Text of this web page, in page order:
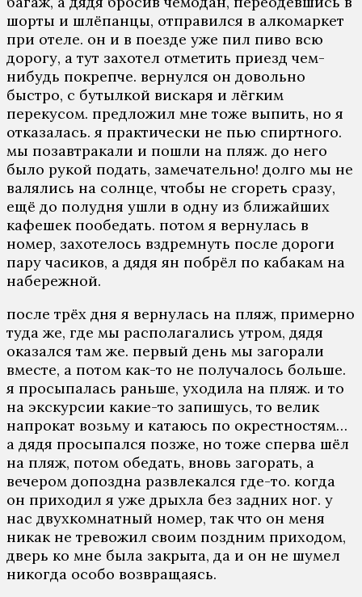
шорты и шлёпанцы, отправился в алкомаркет
при отеле. он и в поезде уже пил пиво всю
дорогу, а тут захотел отметить приезд чем-
нибудь покрепче. вернулся он довольно
быстро, с бутылкой вискаря и лёгким
перекусом. предложил мне тоже выпить, но я
отказалась. я практически не пью спиртного.
мы позавтракали и пошли на пляж. до него
было рукой подать, замечательно! долго мы не
валялись на солнце, чтобы не сгореть сразу,
ещё до полудня ушли в одну из ближайших
кафешек пообедать. потом я вернулась в
номер, захотелось вздремнуть после дороги
пару часиков, а дядя ян побрёл по кабакам на
набережной.
после трёх дня я вернулась на пляж, примерно
туда же, где мы располагались утром, дядя
оказался там же. первый день мы загорали
вместе, а потом как-то не получалось больше.
я просыпалась раньше, уходила на пляж. и то
на экскурсии какие-то запишусь, то велик
напрокат возьму и катаюсь по окрестностям…
а дядя просыпался позже, но тоже сперва шёл
на пляж, потом обедать, вновь загорать, а
вечером допоздна развлекался где-то. когда
он приходил я уже дрыхла без задних ног. у
нас двухкомнатный номер, так что он меня
никак не тревожил своим поздним приходом,
дверь ко мне была закрыта, да и он не шумел
никогда особо возвращаясь.